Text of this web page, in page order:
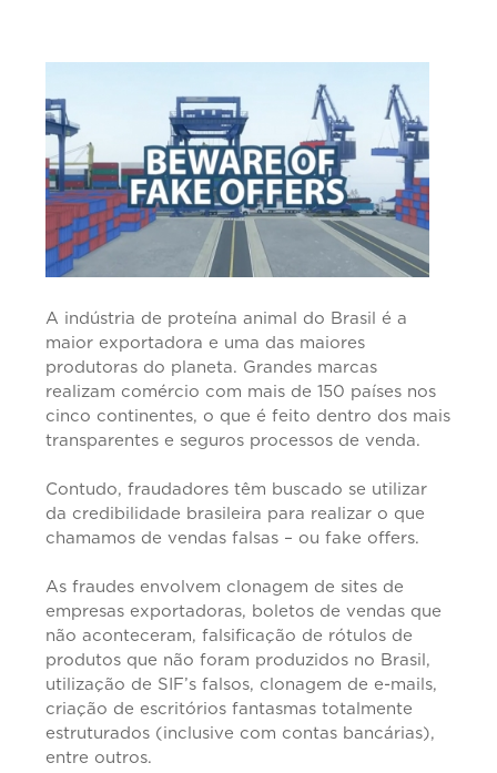
A indústria de proteína animal do Brasil é a
maior exportadora e uma das maiores
produtoras do planeta. Grandes marcas
realizam comércio com mais de 150 países nos
cinco continentes, o que é feito dentro dos mais
transparentes e seguros processos de venda.
Contudo, fraudadores têm buscado se utilizar
da credibilidade brasileira para realizar o que
chamamos de vendas falsas – ou fake offers.
As fraudes envolvem clonagem de sites de
empresas exportadoras, boletos de vendas que
não aconteceram, falsificação de rótulos de
produtos que não foram produzidos no Brasil,
utilização de SIF’s falsos, clonagem de e-mails,
criação de escritórios fantasmas totalmente
estruturados (inclusive com contas bancárias),
entre outros.